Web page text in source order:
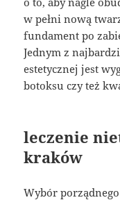
w pełni nową
fundament po
Jednym z
estetycznej jest
botoksu czy też
leczenie
kraków
Wybór